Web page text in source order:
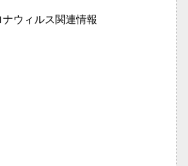
ウィルス関連情報